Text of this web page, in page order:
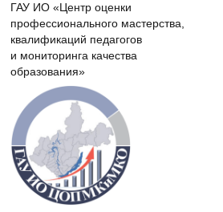
ГАУ ИО «Центр оценки
профессионального мастерства,
квалификаций педагогов
и мониторинга качества
образования»